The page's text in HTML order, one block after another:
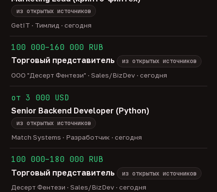
из открытых источников
GetIT · Тимлид · сегодня
100 000–160 000 RUB
Торговый представитель
из открытых источников
ООО "Десерт Фентези" · Sales/BizDev · сегодня
от 3 000 USD
Senior Backend Developer (Python)
из открытых источников
Match Systems · Разработчик · сегодня
100 000–180 000 RUB
Торговый представитель
из открытых источников
Десерт Фентези · Sales/BizDev · сегодня